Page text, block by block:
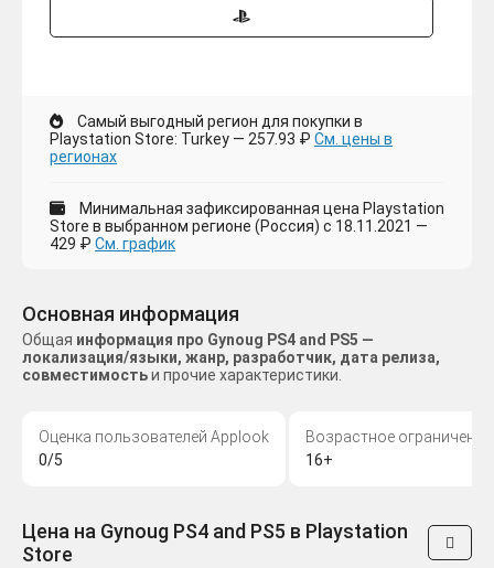
Самый выгодный регион для покупки в
Playstation Store: Turkey — 257.93 ₽ См. цены в
регионах
Минимальная зафиксированная цена Playstation
Store в выбранном регионе (Россия) с 18.11.2021 —
429 ₽ См. график
Основная информация
Общая информация про Gynoug PS4 and PS5 —
локализация/языки, жанр, разработчик, дата релиза,
совместимостьи прочие характеристики.
Оценка пользователей Applook
0/5
Возрастное ограничение
16+
Цена на Gynoug PS4 and PS5 в Playstation
Store